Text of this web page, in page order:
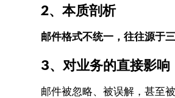
2、本质剖析
邮件格式不统一，往往源于
3、对业务的直接影响
邮件被忽略、被误解，甚至